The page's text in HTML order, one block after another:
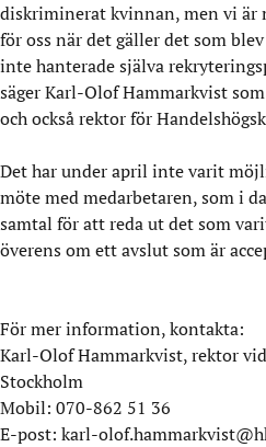
diskriminerat kvinnan, men vi är
för oss när det gäller det som
inte hanterade själva
säger Karl-Olof Hammarkvist
och också rektor för
Det har under april inte varit
möte med medarbetaren, som i
samtal för att reda ut det som
överens om ett avslut som är
För mer information, kontakta:
Karl-Olof Hammarkvist, rektor
Stockholm
Mobil: 070-862 51 36
E-post: karl-